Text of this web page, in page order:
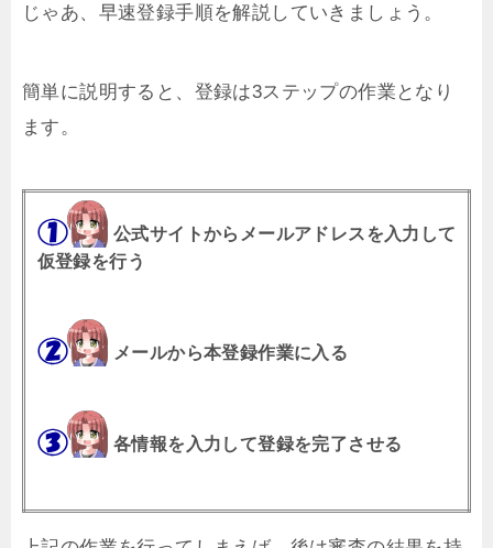
じゃあ、早速登録手順を解説していきましょう。
簡単に説明すると、登録は3ステップの作業となり
ます。
公式サイトからメールアドレスを入力して
仮登録を行う
メールから本登録作業に入る
各情報を入力して登録を完了させる